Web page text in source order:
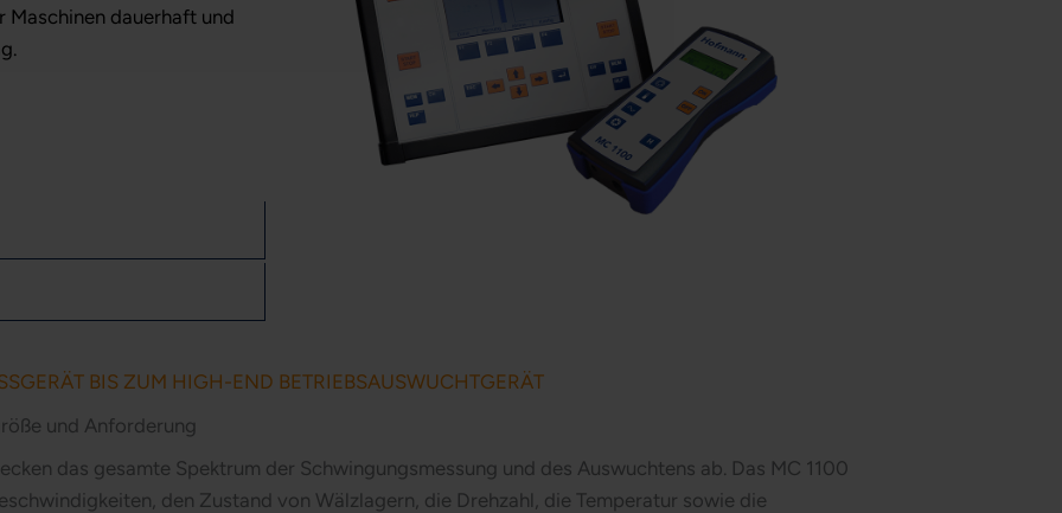
Maschinen dauerhaft und
BIS ZUM HIGH-END BETRIEBSAUSWUCHTGERÄT
und Anforderung
das gesamte Spektrum der Schwingungsmessung und des Auswuchtens ab. Das MC 1100
den Zustand von Wälzlagern, die Drehzahl, die Temperatur sowie die